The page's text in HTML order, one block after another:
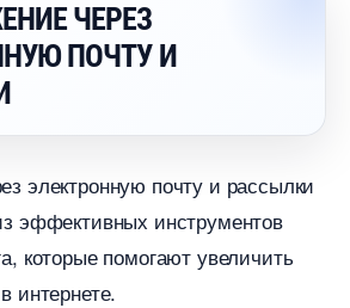
ЧЕРЕЗ
ПОЧТУ И
электронную почту и рассылки
эффективных инструменто
которые помогают увеличить
интернете.